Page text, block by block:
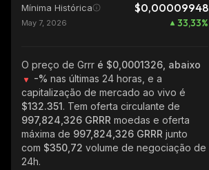
Mínima Histórica $0,00009948
May 7, 2026 33,33%
O preço de Grrr é $0,0001326, abaixo
-% nas últimas 24 horas, e a
capitalização de mercado ao vivo é
$132.351. Tem oferta circulante de
997,824,326 GRRR moedas e oferta
máxima de 997,824,326 GRRR junto
com $350,72 volume de negociação de
24h.